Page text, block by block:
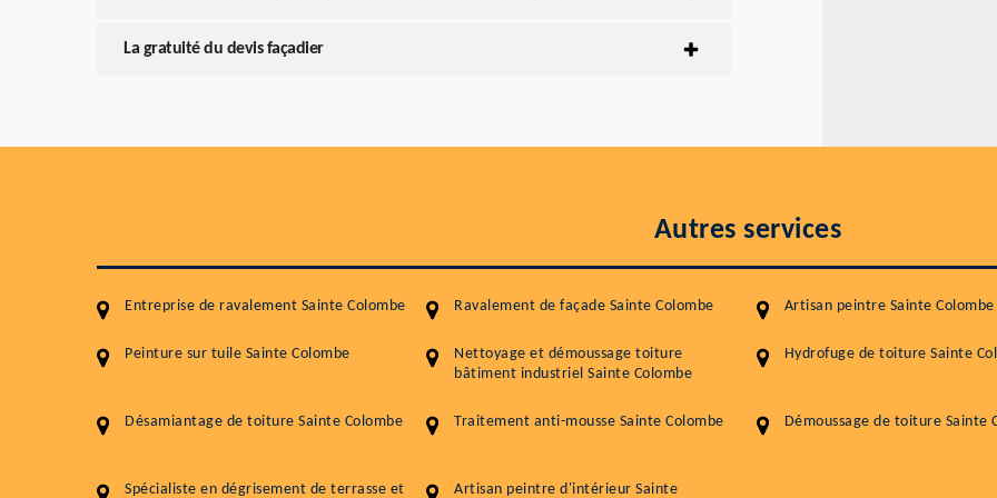
La gratuité du devis façadier
Autres services
Entreprise de ravalement Sainte Colombe Ravalement de façade Sainte Colombe Artisan peintre Sainte Colombe
Peinture sur tuile Sainte Colombe
Nettoyage et démoussage toiture
bâtiment industriel Sainte Colombe
Hydrofuge de toiture Sainte
Désamiantage de toiture Sainte Colombe Traitement anti-mousse Sainte Colombe Démoussage de toiture Sainte
Spécialiste en dégrisement de terrasse et Artisan peintre d'intérieur Sainte